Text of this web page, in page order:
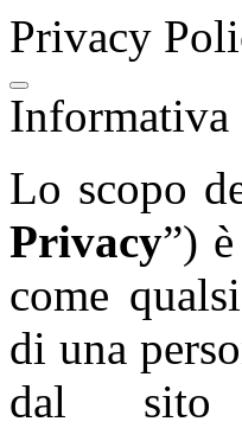
Privacy
Informativa
Lo scopo
Privacy”)
come
di una
dal sito